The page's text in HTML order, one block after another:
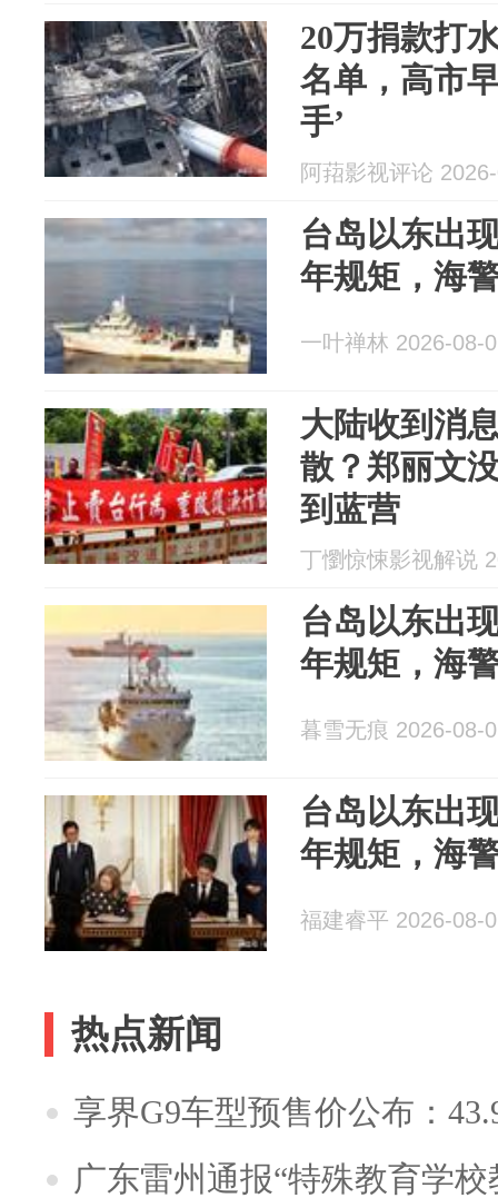
20万捐款打
名单，高市
手’
阿萔影视评论
台岛以东出
年规矩，海
一叶禅林 2026-08-
大陆收到消
散？郑丽文
到蓝营
丁懰惊悚影视解说
台岛以东出
年规矩，海
暮雪无痕 2026-08-
台岛以东出
年规矩，海
福建睿平 2026-08-
热点新闻
享界G9车型预售价公布：
广东雷州通报“特殊教育学